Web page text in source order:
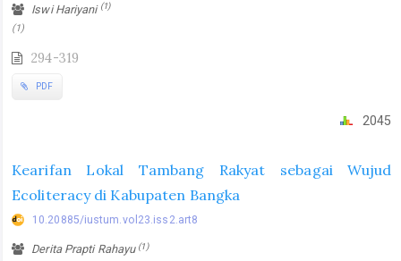
Iswi Hariyani (1)
(1)
294-319
PDF
2045
Kearifan Lokal Tambang Rakyat sebagai Wujud
Ecoliteracy di Kabupaten Bangka
10.20885/iustum.vol23.iss2.art8
Derita Prapti Rahayu (1)